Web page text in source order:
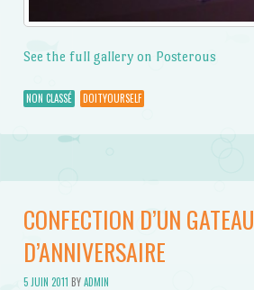
See the full gallery on Posterous
NON CLASSÉ DOITYOURSELF
CONFECTION D’UN GATEAU
D’ANNIVERSAIRE
5 JUIN 2011 BYADMIN